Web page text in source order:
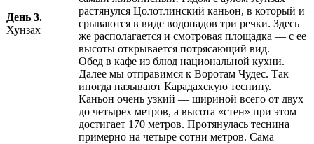
День 3.
Хунзах
растянулся Цолотлинский каньон, в который и
срываются в виде водопадов три речки. Здесь
же располагается и смотровая площадка — с ее
высоты открывается потрясающий вид.
Обед в кафе из блюд национальной кухни.
Далее мы отправимся к Воротам Чудес. Так
иногда называют Карадахскую теснину.
Каньон очень узкий — шириной всего от двух
до четырех метров, а высота «стен» при этом
достигает 170 метров. Протянулась теснина
примерно на четыре сотни метров. Сама